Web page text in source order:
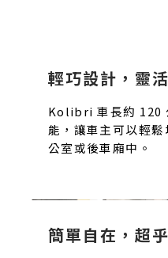
輕巧設計，靈
Kolibri 車長約 120
能，讓車主可以輕
公室或後車廂中。
簡單自在，超